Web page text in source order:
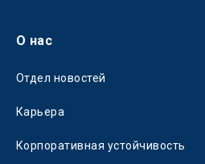
О нас
Отдел новостей
Карьера
Корпоративная устойчивость